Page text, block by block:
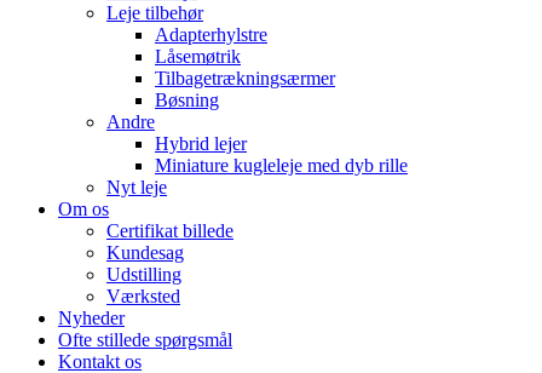
Leje tilbehør
Adapterhylstre
Låsemøtrik
Tilbagetrækningsærmer
Bøsning
Andre
Hybrid lejer
Miniature kugleleje med dyb rille
Nyt leje
Om os
Certifikat billede
Kundesag
Udstilling
Værksted
Nyheder
Ofte stillede spørgsmål
Kontakt os